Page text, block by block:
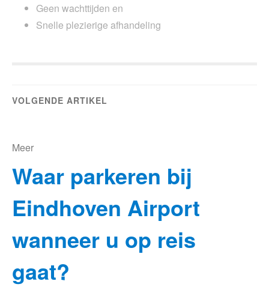
Geen wachttijden en
Snelle plezierige afhandeling
VOLGENDE ARTIKEL
Meer
Waar parkeren bij
Eindhoven Airport
wanneer u op reis
gaat?